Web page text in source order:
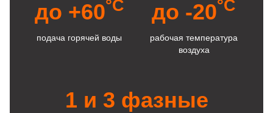
до +60°C
подача горячей воды
до -20°C
рабочая температура
воздуха
1 и 3 фазные